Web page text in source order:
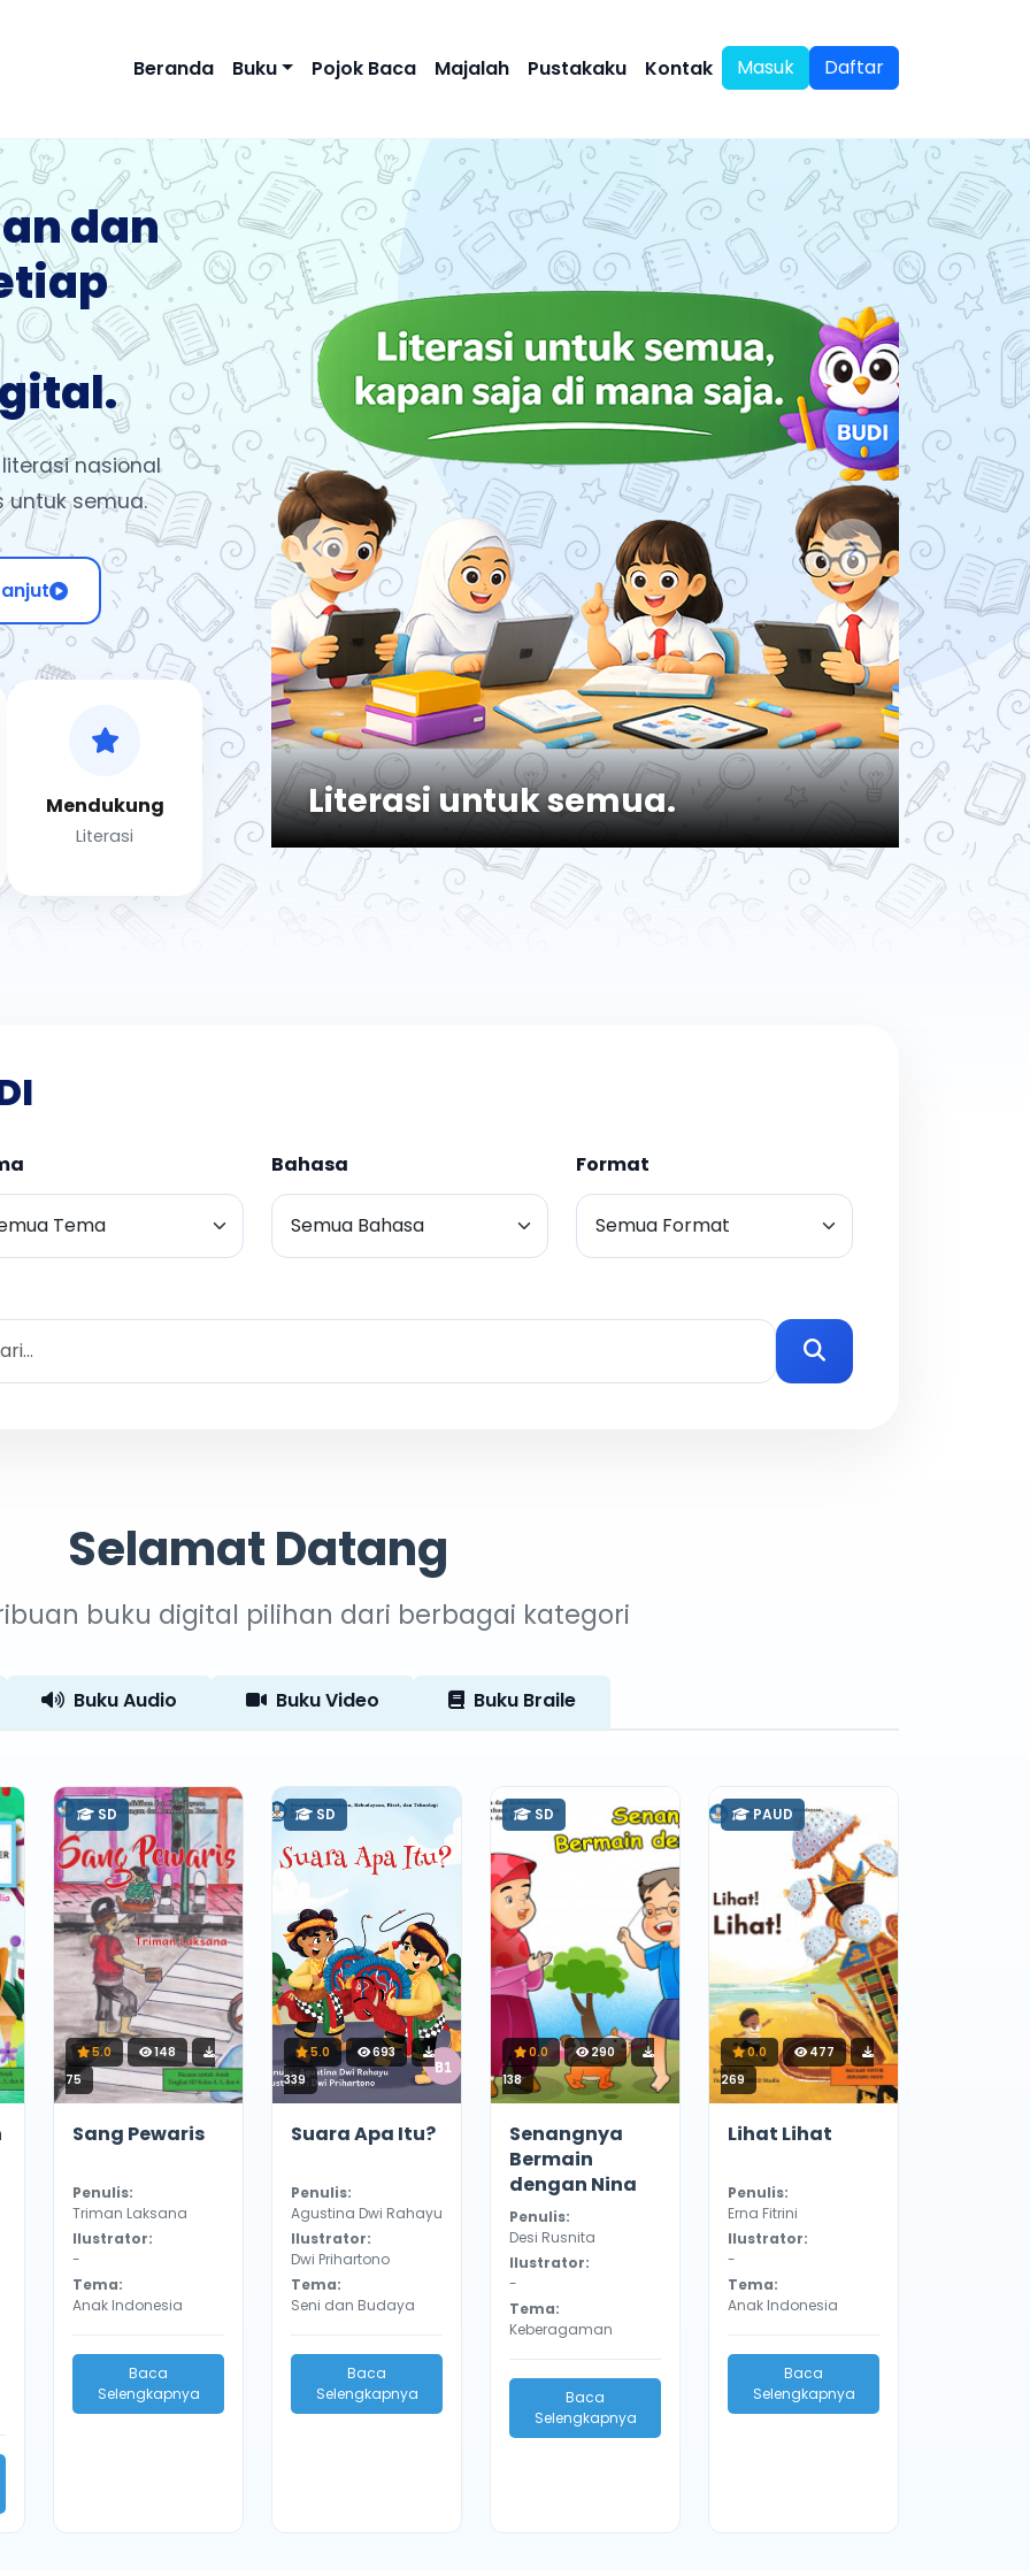
Beranda Buku Pojok Baca Majalah Pustakaku Kontak Masuk Daftar
dan
nasional
untuk semua.
Mendukung
Literasi
Literasi untuk semua.
Bahasa Format
Selamat Datang
buku digital pilihan dari berbagai kategori
Buku Audio Buku Video Buku Braile
SD
5.0
148
75
Sang Pewaris
Penulis:
Triman Laksana
Ilustrator:
-
Tema:
Anak Indonesia
Baca
Selengkapnya
SD
5.0
693
339
Suara Apa Itu?
Penulis:
Agustina Dwi Rahayu
Ilustrator:
Dwi Prihartono
Tema:
Seni dan Budaya
Baca
Selengkapnya
SD
0.0
290
138
Senangnya
Bermain
dengan Nina
Penulis:
Desi Rusnita
Ilustrator:
-
Tema:
Keberagaman
Baca
Selengkapnya
PAUD
0.0
477
269
Lihat Lihat
Penulis:
Erna Fitrini
Ilustrator:
-
Tema:
Anak Indonesia
Baca
Selengkapnya